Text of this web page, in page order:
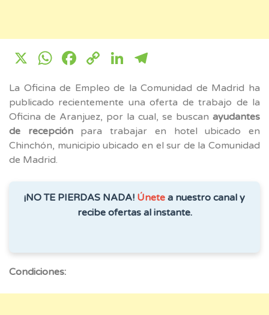
X WhatsApp
Facebook
CopyLinkedIn
La Oficina de Empleo de la Comunidad de Madrid ha
publicado recientemente una oferta de trabajo de la
Oficina de Aranjuez, por la cual, se buscan ayudantes
de recepciónpara trabajar en hotel ubicado en
Chinchón, municipio ubicado en el sur de la Comunidad
de Madrid.
¡NO TE PIERDAS NADA! Únete a nuestro canal y
recibe ofertas al instante.
Condiciones: